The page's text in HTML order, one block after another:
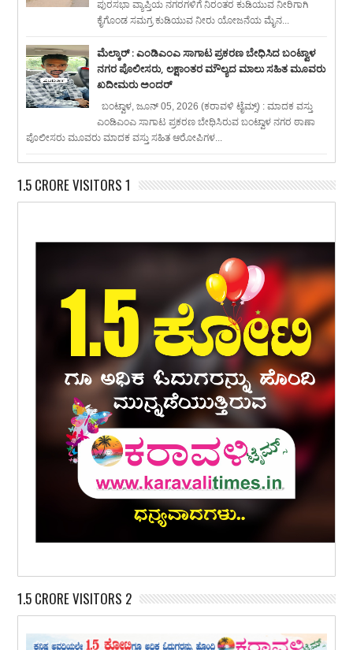
ಪುರಸಭಾ ವ್ಯಾಪ್ತಿಯ ನಗರಗಳಿಗೆ ನಿರಂತರ ಕುಡಿಯುವ ನೀರಿಗಾಗಿ
ಕೈಗೊಂಡ ಸಮಗ್ರ ಕುಡಿಯುವ ನೀರು ಯೋಜನೆಯ ಮೈನ...
ಮೆಲ್ಕಾರ್ : ಎಂಡಿಎಂಎ ಸಾಗಾಟ ಪ್ರಕರಣ ಬೇಧಿಸಿದ ಬಂಟ್ವಾಳ
ನಗರ ಪೊಲೀಸರು, ಲಕ್ಷಾಂತರ ಮೌಲ್ಯದ ಮಾಲು ಸಹಿತ ಮೂವರು
ಖದೀಮರು ಅಂದರ್
ಬಂಟ್ವಾಳ, ಜೂನ್ 05, 2026 (ಕರಾವಳಿ ಟೈಮ್ಸ್) : ಮಾದಕ ವಸ್ತು
ಎಂಡಿಎಂಎ ಸಾಗಾಟ ಪ್ರಕರಣ ಬೇಧಿಸಿರುವ ಬಂಟ್ವಾಳ ನಗರ ಠಾಣಾ
ಪೊಲೀಸರು ಮೂವರು ಮಾದಕ ವಸ್ತು ಸಹಿತ ಆರೋಪಿಗಳ...
1.5 CRORE VISITORS 1
1.5 CRORE VISITORS 2